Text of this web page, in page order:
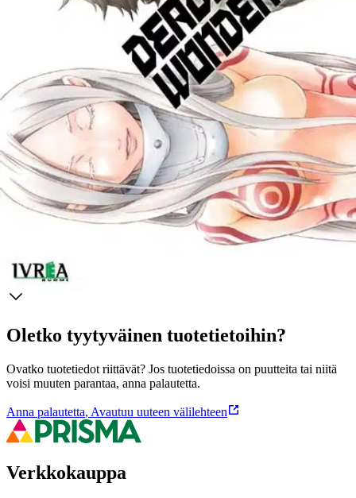
Tämä huippusuosittu sarja saapuu nyt Suomeen suomenkielisenä!
Mangan alkuperäistä, yllättävää loppuratkaisua ei ikinä näytetty
anime-versiossa! Kymmenen vuotta sitten hirmuisen
maanjäristyksen seurauksena suurin osa Tokiosta upposi mereen.
Yksi henkiinjääneistä on Ganta Igarashi, joka nyt käy yläkoulun
viimeistä luokkaa. Kuitenkin eräänä päivänä koko Gantan luokka
murhataan häntä lukuun ottamatta. Murhasta syytetty Ganta
tuomitaan kuolemaan, ja hän joutuu karmivaan Deadman
Wonderlandiin.Paikka on puoliksi vankila, puoliksi huvipuisto, ja
sinne tuomitut joutuvat henkensä kaupalla huvittamaan turisteista
koostuvaa yleisöä. Miten Ganta voisi selvittää totuuden murhista ja
todistaa syyttömyytensä? Mutta ennen kaikkea - miten selvitä
hengissä siihen asti?
Näytä lisää tuotekuvausta
Ominaisuudet
Oletko tyytyväinen tuotetietoihin?
Ovatko tuotetiedot riittävät? Jos tuotetiedoissa on puutteita tai niitä
voisi muuten parantaa, anna palautetta.
Anna palautetta, Avautuu uuteen välilehteen
Verkkokauppa